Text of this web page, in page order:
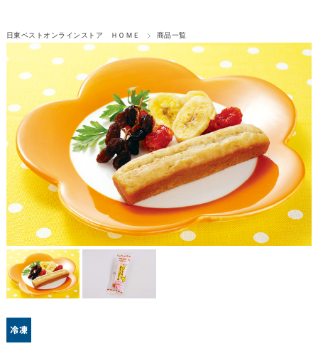
日東ベストオンラインストア ＨＯＭＥ 商品一覧